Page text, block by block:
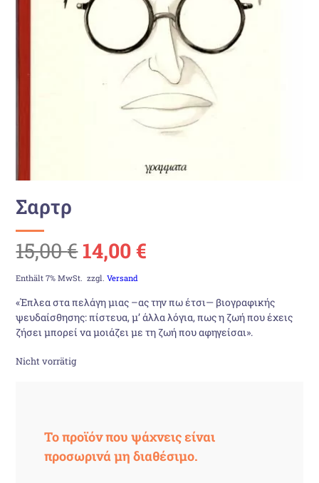
Σαρτρ
15,00€ Ursprünglicher
Preis
war:
15,00 €
14,00€
ist:
14,00 €.
Enthält 7% MwSt. zzgl.Versand
«Έπλεα στα πελάγη μιας –ας την πω έτσι— βιογραφικής
ψευδαίσθησης: πίστευα, μ’ άλλα λόγια, πως η ζωή που έχεις
ζήσει μπορεί να μοιάζει με τη ζωή που αφηγείσαι».
Nicht vorrätig
Το προϊόν που ψάχνεις είναι
προσωρινά μη διαθέσιμο.